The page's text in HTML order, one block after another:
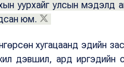
уурхайг улсын мэдэлд
юм.
хугацаанд эдийн
дэвшил, ард иргэдийн